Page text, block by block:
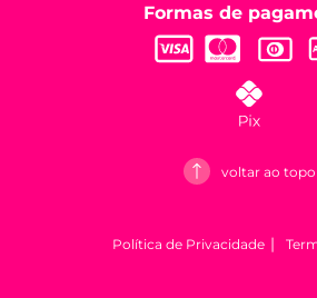
Formas de
voltar ao topo
Política de Privacidade